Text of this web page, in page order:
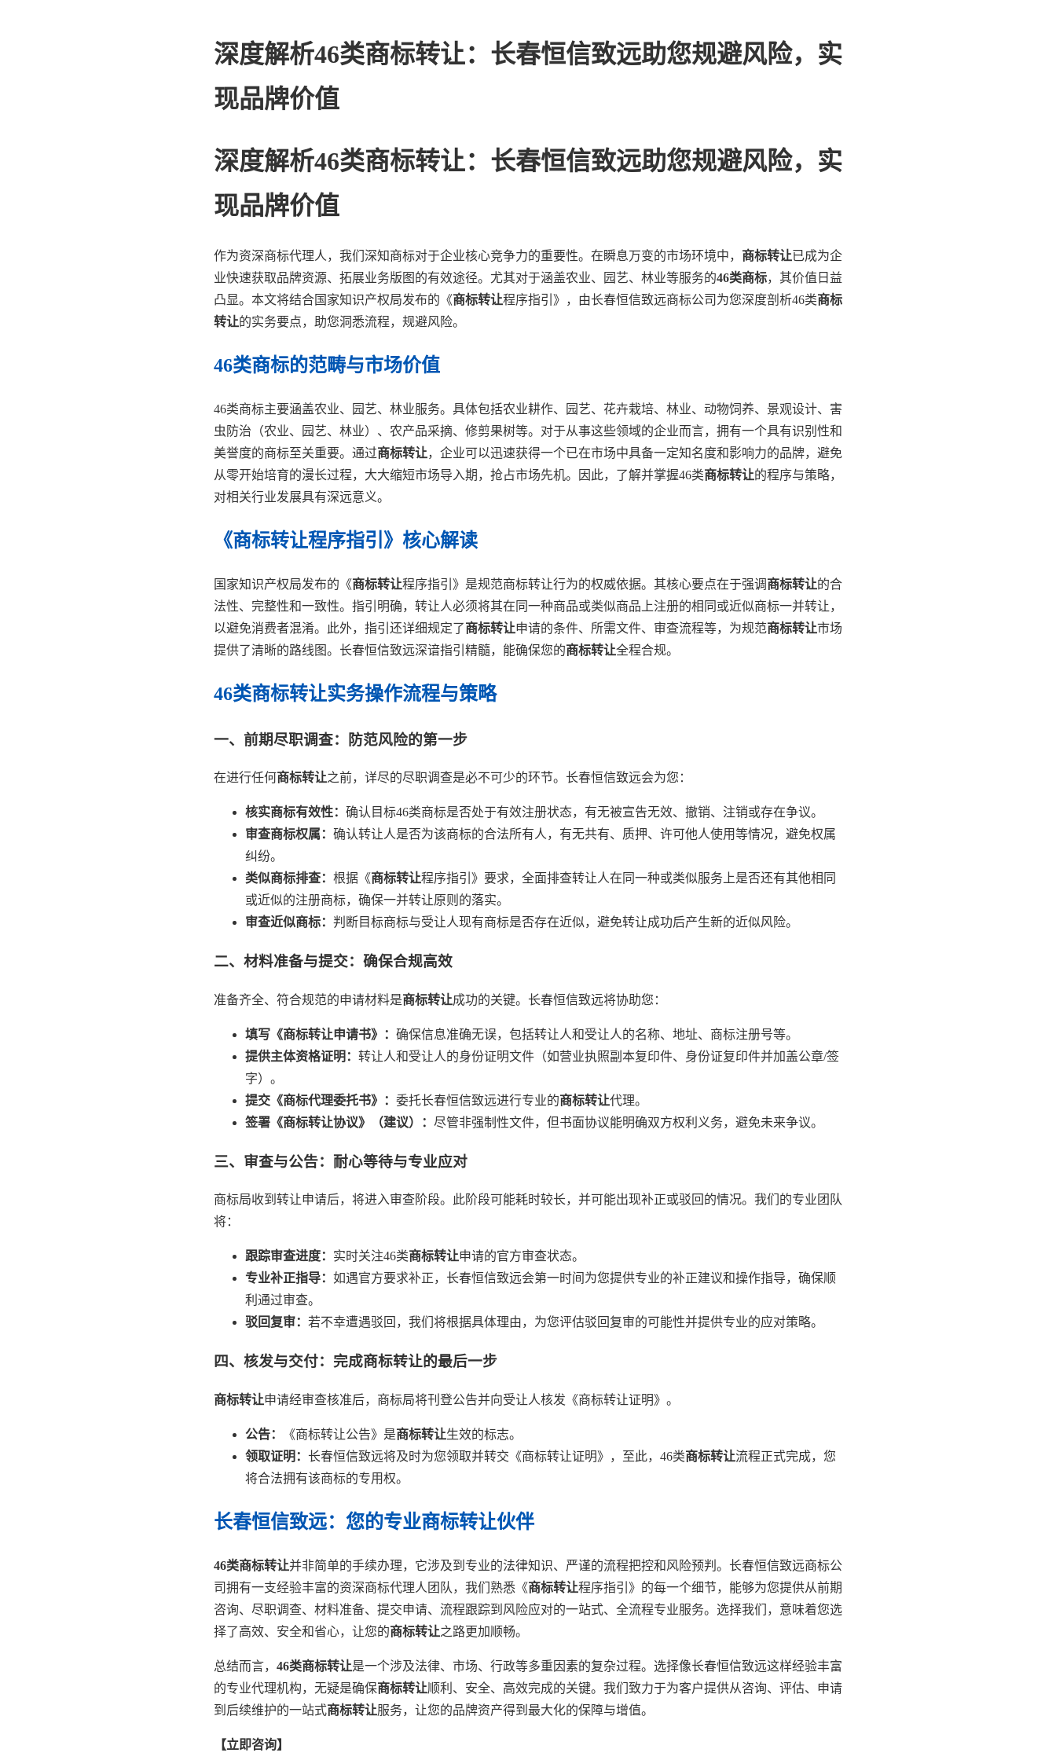
深度解析46类商标转让：长春恒信致远助您规避风险，实
现品牌价值
深度解析46类商标转让：长春恒信致远助您规避风险，实
现品牌价值
作为资深商标代理人，我们深知商标对于企业核心竞争力的重要性。在瞬息万变的市场环境中， 商标转让已成为企
业快速获取品牌资源、拓展业务版图的有效途径。尤其对于涵盖农业、园艺、林业等服务的46类商标，其价值日益
凸显。本文将结合国家知识产权局发布的《商标转让程序指引》，由长春恒信致远商标公司为您深度剖析46类商标
转让的实务要点，助您洞悉流程，规避风险。
46类商标的范畴与市场价值
46类商标主要涵盖农业、园艺、林业服务。具体包括农业耕作、园艺、花卉栽培、林业、动物饲养、景观设计、害
虫防治（农业、园艺、林业）、农产品采摘、修剪果树等。对于从事这些领域的企业而言，拥有一个具有识别性和
美誉度的商标至关重要。通过商标转让，企业可以迅速获得一个已在市场中具备一定知名度和影响力的品牌，避免
从零开始培育的漫长过程，大大缩短市场导入期，抢占市场先机。因此，了解并掌握46类商标转让的程序与策略，
对相关行业发展具有深远意义。
《商标转让程序指引》核心解读
国家知识产权局发布的《商标转让程序指引》是规范商标转让行为的权威依据。其核心要点在于强调 商标转让的合
法性、完整性和一致性。指引明确，转让人必须将其在同一种商品或类似商品上注册的相同或近似商标一并转让，
以避免消费者混淆。此外，指引还详细规定了商标转让申请的条件、所需文件、审查流程等，为规范商标转让市场
提供了清晰的路线图。长春恒信致远深谙指引精髓，能确保您的商标转让全程合规。
46类商标转让实务操作流程与策略
一、前期尽职调查：防范风险的第一步
在进行任何 商标转让之前，详尽的尽职调查是必不可少的环节。长春恒信致远会为您：
核实商标有效性： 确认目标46类商标是否处于有效注册状态，有无被宣告无效、撤销、注销或存在争议。
审查商标权属： 确认转让人是否为该商标的合法所有人，有无共有、质押、许可他人使用等情况，避免权属
纠纷。
类似商标排查： 根据《商标转让程序指引》要求，全面排查转让人在同一种或类似服务上是否还有其他相同
或近似的注册商标，确保一并转让原则的落实。
审查近似商标： 判断目标商标与受让人现有商标是否存在近似，避免转让成功后产生新的近似风险。
二、材料准备与提交：确保合规高效
准备齐全、符合规范的申请材料是商标转让成功的关键。长春恒信致远将协助您：
填写《商标转让申请书》： 确保信息准确无误，包括转让人和受让人的名称、地址、商标注册号等。
提供主体资格证明： 转让人和受让人的身份证明文件（如营业执照副本复印件、身份证复印件并加盖公章/签
字）。
提交《商标代理委托书》： 委托长春恒信致远进行专业的商标转让代理。
签署《商标转让协议》（建议）： 尽管非强制性文件，但书面协议能明确双方权利义务，避免未来争议。
三、审查与公告：耐心等待与专业应对
商标局收到转让申请后，将进入审查阶段。此阶段可能耗时较长，并可能出现补正或驳回的情况。我们的专业团队
将：
跟踪审查进度： 实时关注46类商标转让申请的官方审查状态。
专业补正指导： 如遇官方要求补正，长春恒信致远会第一时间为您提供专业的补正建议和操作指导，确保顺
利通过审查。
驳回复审： 若不幸遭遇驳回，我们将根据具体理由，为您评估驳回复审的可能性并提供专业的应对策略。
四、核发与交付：完成商标转让的最后一步
商标转让申请经审查核准后，商标局将刊登公告并向受让人核发《商标转让证明》。
公告： 《商标转让公告》是商标转让生效的标志。
领取证明： 长春恒信致远将及时为您领取并转交《商标转让证明》，至此，46类商标转让流程正式完成，您
将合法拥有该商标的专用权。
长春恒信致远：您的专业商标转让伙伴
46类商标转让并非简单的手续办理，它涉及到专业的法律知识、严谨的流程把控和风险预判。长春恒信致远商标公
司拥有一支经验丰富的资深商标代理人团队，我们熟悉《商标转让程序指引》的每一个细节，能够为您提供从前期
咨询、尽职调查、材料准备、提交申请、流程跟踪到风险应对的一站式、全流程专业服务。选择我们，意味着您选
择了高效、安全和省心，让您的商标转让之路更加顺畅。
总结而言， 46类商标转让是一个涉及法律、市场、行政等多重因素的复杂过程。选择像长春恒信致远这样经验丰富
的专业代理机构，无疑是确保商标转让顺利、安全、高效完成的关键。我们致力于为客户提供从咨询、评估、申请
到后续维护的一站式商标转让服务，让您的品牌资产得到最大化的保障与增值。
【立即咨询】